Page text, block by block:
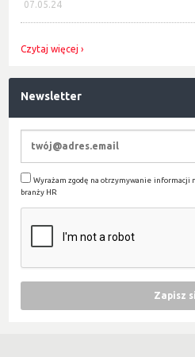
07.05.24
Czytaj więcej
Newsletter
Wyrażam zgodę na otrzymywanie informacji
branży HR